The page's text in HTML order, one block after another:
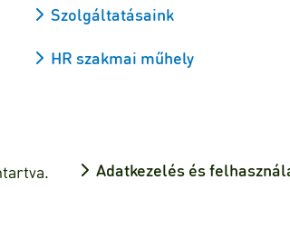
Szolgáltatásaink
HR szakmai műhely
Adatkezelés és